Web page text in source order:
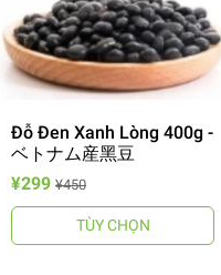
Đỗ Đen Xanh Lòng 400g -
ベトナム産黑豆
¥299 ¥450
TÙY CHỌN